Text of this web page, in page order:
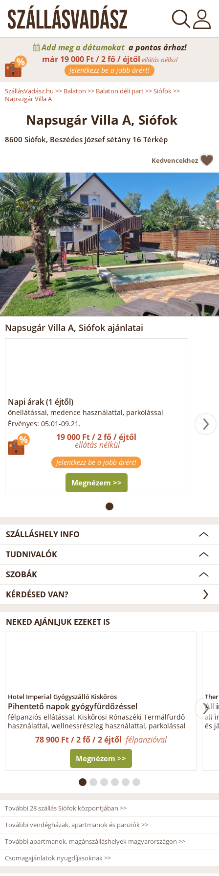
Add meg a dátumokat a pontos árhoz!
már 19 000 Ft / 2 fő / éjtől ellátás nélkül
Jelentkezz be a jobb árért!
SzállásVadász.hu >> Balaton >> Balaton déli part>>Siófok>>
Napsugár Villa A
Napsugár Villa A, Siófok
8600 Siófok, Beszédes József sétány 16 Térkép
Kedvencekhez
Napsugár Villa A, Siófok ajánlatai
Napi árak (1 éjtől)
önellátással, medence használattal, parkolással
Érvényes: 05.01-09.21.
19 000 Ft / 2 fő / éjtől
ellátás nélkül
Jelentkezz be a jobb árért!
Megnézem >>
SZÁLLÁSHELY INFO
TUDNIVALÓK
SZOBÁK
KÉRDÉSED VAN?
NEKED AJÁNLJUK EZEKET IS
Hotel Imperial Gyógyszálló Kiskőrös
Pihentető napok gyógyfürdőzéssel
félpanziós ellátással, Kiskőrösi Rónaszéki Termálfürdő
használattal, wellnessrészleg használattal, parkolással
78 900 Ft / 2 fő / 2 éjtőlfélpanzióval
Megnézem >>
All
all
és
További 28 szállás Siófok központjában >>
További vendégházak, apartmanok és panziók >>
További apartmanok, magánszálláshelyek magyarországon >>
Csomagajánlatok nyugdíjasoknak >>